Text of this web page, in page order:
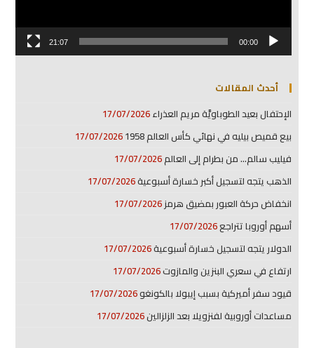
00:00
21:07
أحدث المقالات
الإحتفال بعيد الطوباويَّة مريم العذراء17/07/2026
بيع قميص بيليه في نهائي كأس العالم 1958
17/07/2026
فيليب سالم… من بطرام إلى العالم17/07/2026
الذهب يتجه لتسجيل أكبر خسارة أسبوعية17/07/2026
انخفاض حركة العبور بمضيق هرمز17/07/2026
أسهم أوروبا تتراجع17/07/2026
الدولار يتجه لتسجيل خسارة أسبوعية17/07/2026
ارتفاع في سعري البنزين والمازوت17/07/2026
قيود سفر أميركية بسبب إيبولا بالكونغو17/07/2026
مساعدات أوروبية لفنزويلا بعد الزلزالين17/07/2026